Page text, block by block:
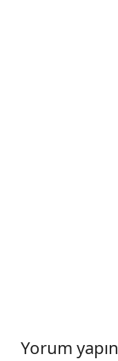
Yorum yapın